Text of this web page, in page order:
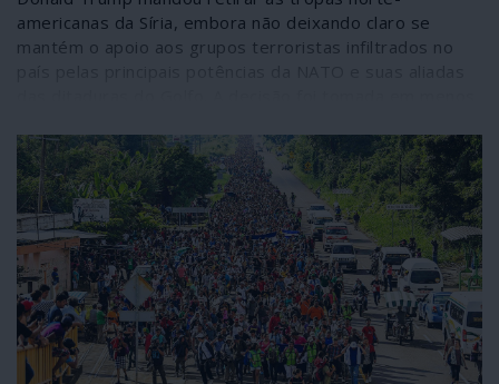
americanas da Síria, embora não deixando claro se
mantém o apoio aos grupos terroristas infiltrados no
relação de forças no terreno com a entrada em funções
dos novos sistemas militares fornecidos pela Rússia: as
baterias defensivas S-300 e a zona de exclusão aérea
sobre a Síria garantida por meios electrónicos. Desde
que estes mecanismos estão operacionais os ataques
aéreos da "coligação internacional" foram reduzidos em
80%; e desde 18 de Setembro que Israel não tenta
qualquer incursão aérea em espaço sírio.